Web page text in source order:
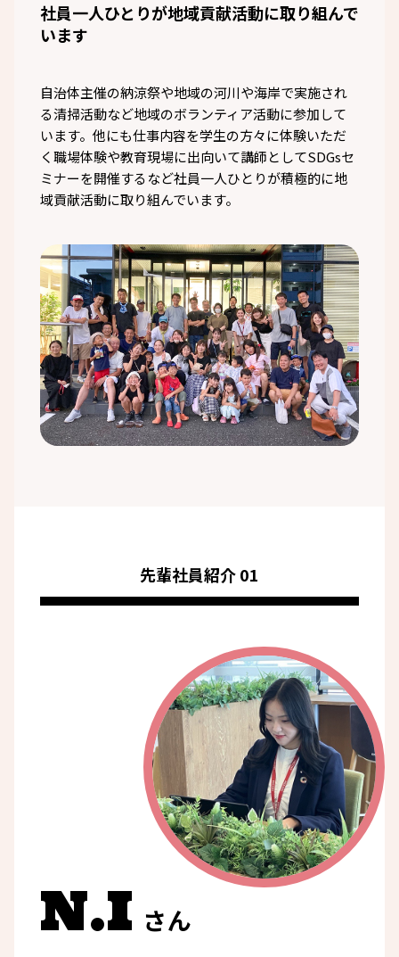
社員一人ひとりが地域貢献活動に取り組んで
います
自治体主催の納涼祭や地域の河川や海岸で実施され
る清掃活動など地域のボランティア活動に参加して
います。他にも仕事内容を学生の方々に体験いただ
く職場体験や教育現場に出向いて講師としてSDGsセ
ミナーを開催するなど社員一人ひとりが積極的に地
域貢献活動に取り組んでいます。
先輩社員紹介 01
N.Iさん